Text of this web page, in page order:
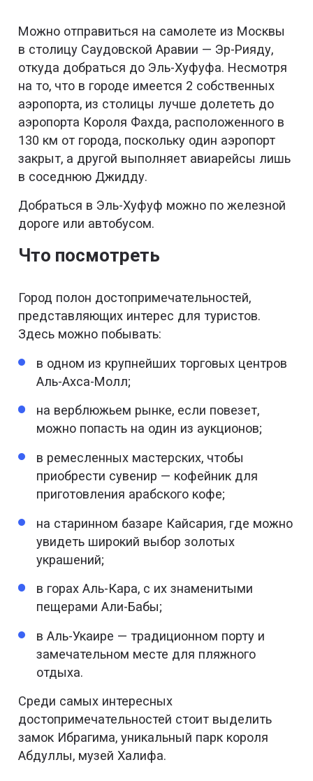
Можно отправиться на самолете из Москвы
в столицу Саудовской Аравии — Эр-Рияду,
откуда добраться до Эль-Хуфуфа. Несмотря
на то, что в городе имеется 2 собственных
аэропорта, из столицы лучше долететь до
аэропорта Короля Фахда, расположенного в
130 км от города, поскольку один аэропорт
закрыт, а другой выполняет авиарейсы лишь
в соседнюю Джидду.
Добраться в Эль-Хуфуф можно по железной
дороге или автобусом.
Что посмотреть
Город полон достопримечательностей,
представляющих интерес для туристов.
Здесь можно побывать:
в одном из крупнейших торговых центров
Аль-Ахса-Молл;
на верблюжьем рынке, если повезет,
можно попасть на один из аукционов;
в ремесленных мастерских, чтобы
приобрести сувенир — кофейник для
приготовления арабского кофе;
на старинном базаре Кайсария, где можно
увидеть широкий выбор золотых
украшений;
в горах Аль-Кара, с их знаменитыми
пещерами Али-Бабы;
в Аль-Укаире — традиционном порту и
замечательном месте для пляжного
отдыха.
Среди самых интересных
достопримечательностей стоит выделить
замок Ибрагима, уникальный парк короля
Абдуллы, музей Халифа.